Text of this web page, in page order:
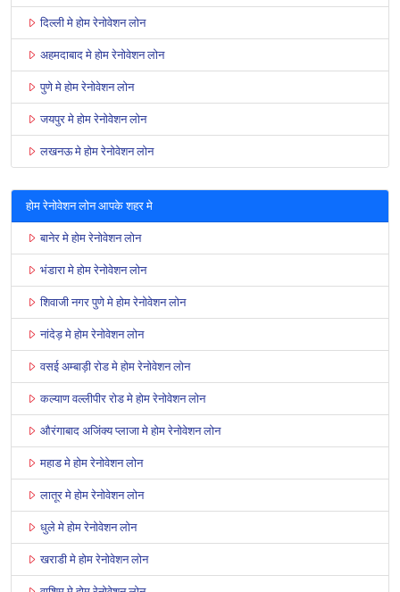
दिल्ली मे होम रेनोवेशन लोन
अहमदाबाद मे होम रेनोवेशन लोन
पुणे मे होम रेनोवेशन लोन
जयपुर मे होम रेनोवेशन लोन
लखनऊ मे होम रेनोवेशन लोन
होम रेनोवेशन लोन आपके शहर मे
बानेर मे होम रेनोवेशन लोन
भंडारा मे होम रेनोवेशन लोन
शिवाजी नगर पुणे मे होम रेनोवेशन लोन
नांदेड़ मे होम रेनोवेशन लोन
वसई अम्बाड़ी रोड मे होम रेनोवेशन लोन
कल्याण वल्लीपीर रोड मे होम रेनोवेशन लोन
औरंगाबाद अजिंक्य प्लाजा मे होम रेनोवेशन लोन
महाड मे होम रेनोवेशन लोन
लातूर मे होम रेनोवेशन लोन
धुले मे होम रेनोवेशन लोन
खराडी मे होम रेनोवेशन लोन